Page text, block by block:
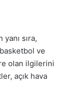
sıra,
ve
olan ilgilerini
açık hava